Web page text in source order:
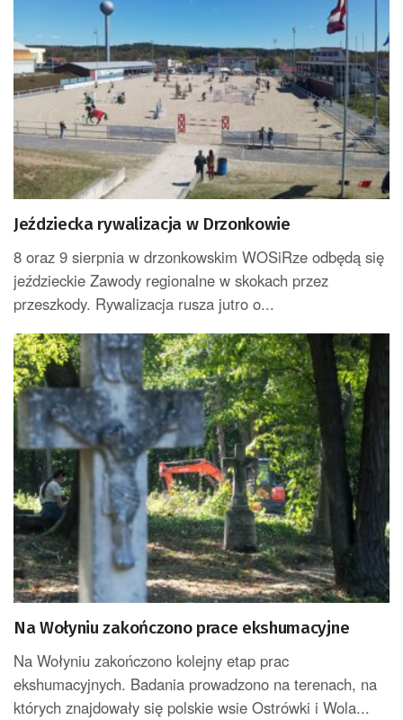
Jeździecka rywalizacja w Drzonkowie
8 oraz 9 sierpnia w drzonkowskim WOSiRze odbędą się
jeździeckie Zawody regionalne w skokach przez
przeszkody. Rywalizacja rusza jutro o...
Na Wołyniu zakończono prace ekshumacyjne
Na Wołyniu zakończono kolejny etap prac
ekshumacyjnych. Badania prowadzono na terenach, na
których znajdowały się polskie wsie Ostrówki i Wola...